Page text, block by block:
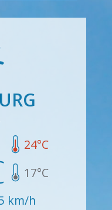
24°C
17°C
km/h